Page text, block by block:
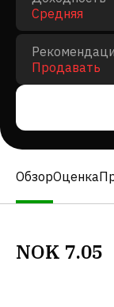
Средняя
Продавать
ОбзорОценка
NOK 7.05